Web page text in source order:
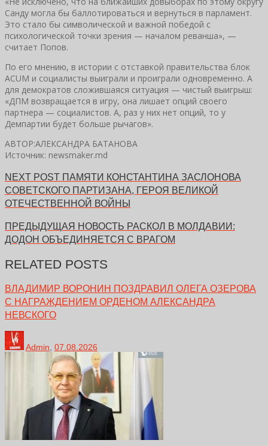
Санду могла бы баллотироваться и вернуться в парламент.
Это стало бы символической и важной победой с
психологической точки зрения — началом реванша», —
считает Попов.
По его мнению, в истории с отставкой правительства блок
ACUM и социалисты выиграли и проиграли одновременно. А
для демократов сложившаяся ситуация — чистый выигрыш:
«ДПМ возвращается в игру, она лишает опций своего
партнера — социалистов. А, раз у них нет опций, то у
Демпартии будет больше рычагов».
АВТОР:АЛЕКСАНДРА БАТАНОВА
Источник: newsmaker.md
NEXT POST ПАМЯТИ КОНСТАНТИНА ЗАСЛОНОВА
СОВЕТСКОГО ПАРТИЗАНА, ГЕРОЯ ВЕЛИКОЙ
ОТЕЧЕСТВЕННОЙ ВОЙНЫ
ПРЕДЫДУЩАЯ НОВОСТЬ РАСКОЛ В МОЛДАВИИ:
ДОДОН ОБЪЕДИНЯЕТСЯ С ВРАГОМ
RELATED POSTS
ВЛАДИМИР ВОРОНИН ПОЗДРАВИЛ ОЛЕГА ОЗЕРОВА
С НАГРАЖДЕНИЕМ ОРДЕНОМ АЛЕКСАНДРА
НЕВСКОГО
Admin, 07.08.2026